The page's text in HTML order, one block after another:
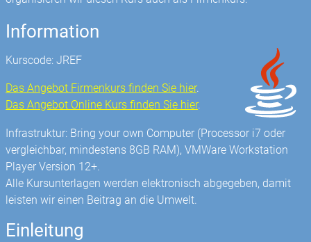
Information
Kurscode: JREF
Das Angebot Firmenkurs finden Sie hier.
Das Angebot Online Kurs finden Sie hier.
Infrastruktur: Bring your own Computer (Processor i7 oder
vergleichbar, mindestens 8GB RAM), VMWare Workstation
Player Version 12+.
Alle Kursunterlagen werden elektronisch abgegeben, damit
leisten wir einen Beitrag an die Umwelt.
Einleitung